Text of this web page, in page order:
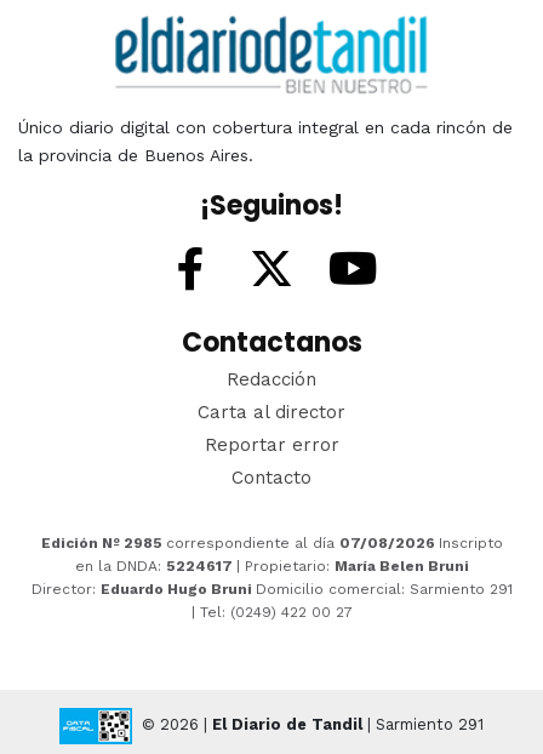
Único diario digital con cobertura integral en cada rincón de
la provincia de Buenos Aires.
¡Seguinos!
Contactanos
Redacción
Carta al director
Reportar error
Contacto
Edición Nº 2985 correspondiente al día 07/08/2026 Inscripto
en la DNDA: 5224617 | Propietario: María Belen Bruni
Director: Eduardo Hugo Bruni Domicilio comercial: Sarmiento 291
| Tel: (0249) 422 00 27
© 2026 | El Diario de Tandil| Sarmiento 291